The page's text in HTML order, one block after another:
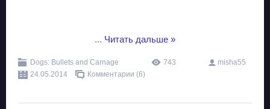
... Читать дальше »
Dogs: Bullets and Carnage 743
misha55
24.05.2014
Комментарии (6)